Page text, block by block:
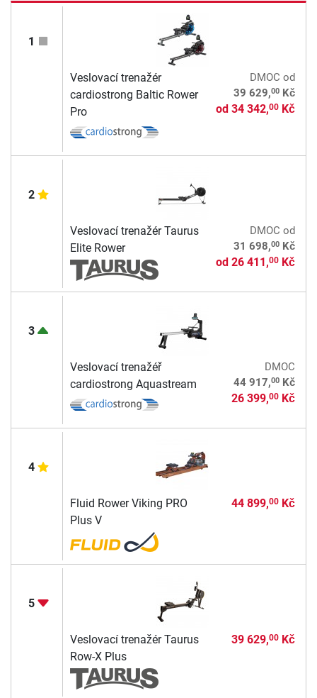
1
Veslovací trenažér
cardiostrong Baltic Rower
Pro
DMOC od
39 629,00Kč
od 34 342,00Kč
2
Veslovací trenažér Taurus
Elite Rower
DMOC od
31 698,00Kč
od 26 411,00Kč
3
Veslovací trenažéř
cardiostrong Aquastream
DMOC
44 917,00Kč
26 399,00Kč
4
Fluid Rower Viking PRO
Plus V
44 899,00Kč
5
Veslovací trenažér Taurus
Row-X Plus
39 629,00Kč